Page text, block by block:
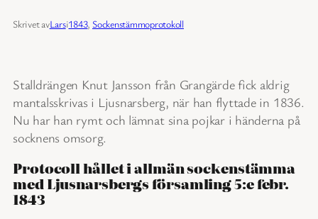
Skrivet avLarsi1843, Sockenstämmoprotokoll
Stalldrängen Knut Jansson från Grangärde fick aldrig
mantalsskrivas i Ljusnarsberg, när han flyttade in 1836.
Nu har han rymt och lämnat sina pojkar i händerna på
socknens omsorg.
Protocoll hållet i allmän sockenstämma
med Ljusnarsbergs församling 5:e febr.
1843